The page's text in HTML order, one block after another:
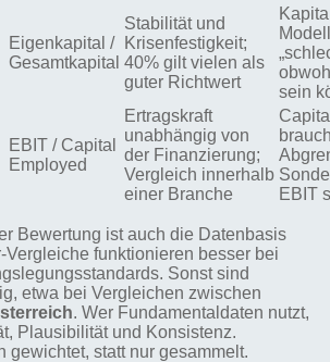
Eigenkapital /
Gesamtkapital
Stabilität und
Krisenfestigkeit;
40% gilt vielen als
guter Richtwert
sein
EBIT / Capital
Employed
Ertragskraft
unabhängig von
der Finanzierung;
Vergleich innerhalb
einer Branche
EBIT
Bewertung ist auch die Datenbasis
funktionieren besser bei
Sonst sind
etwa bei Vergleichen zwischen
. Wer Fundamentaldaten nutzt,
Plausibilität und Konsistenz.
gewichtet, statt nur gesammelt.